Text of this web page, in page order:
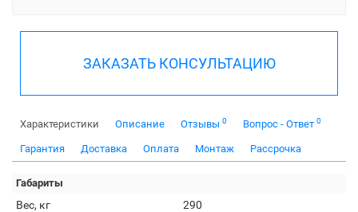
ЗАКАЗАТЬ КОНСУЛЬТАЦИЮ
Характеристики Описание Отзывы 0 Вопрос - Ответ 0
Гарантия Доставка Оплата Монтаж Рассрочка
Габариты
Вес, кг
290